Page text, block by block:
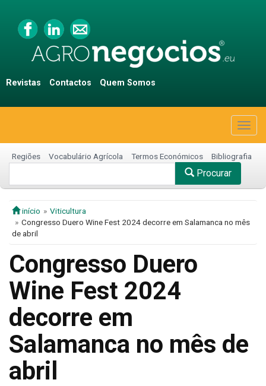
Revistas Contactos Quem Somos
Regiões Vocabulário Agrícola Termos Económicos Bibliografia
Procurar
início
Viticultura
Congresso Duero Wine Fest 2024 decorre em Salamanca no mês
de abril
Congresso Duero
Wine Fest 2024
decorre em
Salamanca no mês de
abril